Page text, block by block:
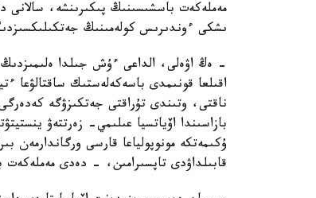
مەملەكەت باسشىسىنىڭ پىكىرىنشە، سالانى
ىشكى ءوندىرىس كولەمىنىڭ
- ەڭ اۋەلى، الداعى ءۇش جىلدا ەلىمىزدىڭ
اقىلعا قونىمدى باسەكەلەستىك
ناقتى، وتىندى تۇراقتى جەتكىزۋگە
بازاسىندا اۆياتسيا عىلىمي- زەرتتەۋ
ۇكىمەتكە مونوپولياعا قارسى ورگاندارمەن
قابىلداۋدى تاپسىرامىن، - دەدى